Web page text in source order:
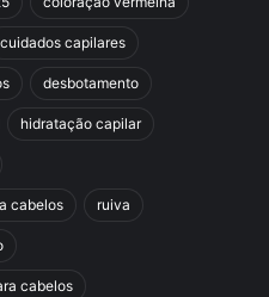
cuidados capilares
desbotamento
hidratação capilar
cabelos ruiva
cabelos